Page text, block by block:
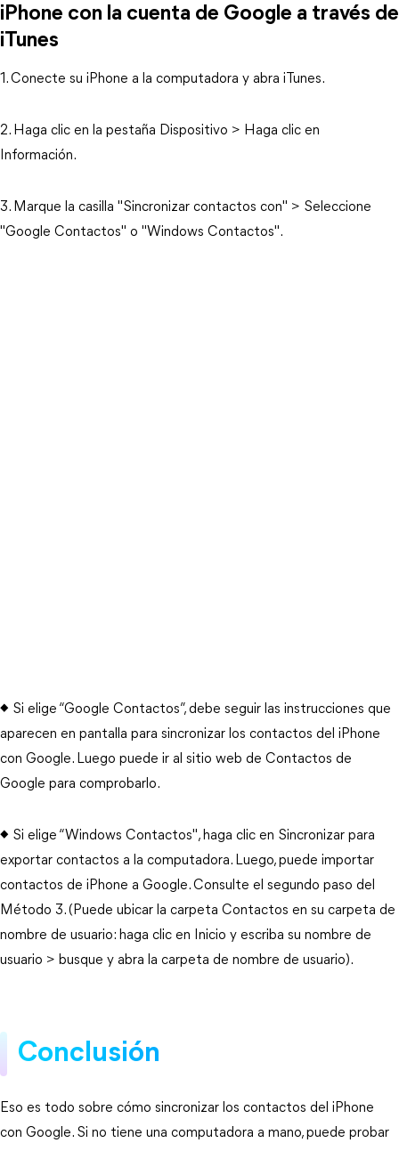
iPhone con la cuenta de Google a través de
iTunes
1. Conecte su iPhone a la computadora y abra iTunes.
2. Haga clic en la pestaña Dispositivo > Haga clic en
Información.
3. Marque la casilla "Sincronizar contactos con" > Seleccione
"Google Contactos" o "Windows Contactos".
◆ Si elige “Google Contactos”, debe seguir las instrucciones que
aparecen en pantalla para sincronizar los contactos del iPhone
con Google. Luego puede ir al sitio web de Contactos de
Google para comprobarlo.
◆ Si elige “Windows Contactos", haga clic en Sincronizar para
exportar contactos a la computadora. Luego, puede importar
contactos de iPhone a Google. Consulte el segundo paso del
Método 3. (Puede ubicar la carpeta Contactos en su carpeta de
nombre de usuario: haga clic en Inicio y escriba su nombre de
usuario > busque y abra la carpeta de nombre de usuario).
Conclusión
Eso es todo sobre cómo sincronizar los contactos del iPhone
con Google. Si no tiene una computadora a mano, puede probar